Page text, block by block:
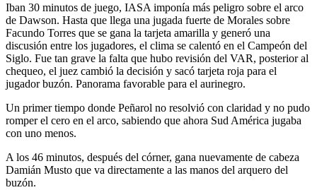
Iban 30 minutos de juego, IASA imponía más peligro sobre el arco
de Dawson. Hasta que llega una jugada fuerte de Morales sobre
Facundo Torres que se gana la tarjeta amarilla y generó una
discusión entre los jugadores, el clima se calentó en el Campeón del
Siglo. Fue tan grave la falta que hubo revisión del VAR, posterior al
chequeo, el juez cambió la decisión y sacó tarjeta roja para el
jugador buzón. Panorama favorable para el aurinegro.
Un primer tiempo donde Peñarol no resolvió con claridad y no pudo
romper el cero en el arco, sabiendo que ahora Sud América jugaba
con uno menos.
A los 46 minutos, después del córner, gana nuevamente de cabeza
Damián Musto que va directamente a las manos del arquero del
buzón.